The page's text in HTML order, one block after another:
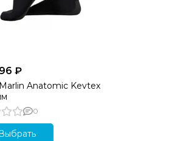
₽
Anatomic Kevtex
0
Выбрать